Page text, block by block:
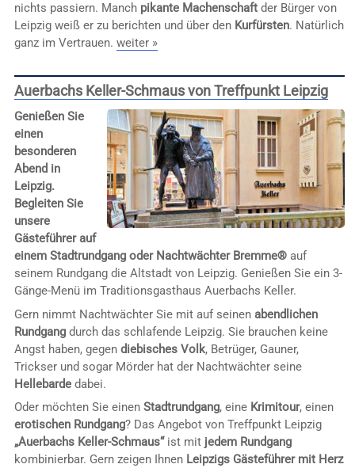
nichts passiern. Manch pikante Machenschaftder Bürger von
Leipzig weiß er zu berichten und über den Kurfürsten. Natürlich
ganz im Vertrauen. weiter »
Auerbachs Keller-Schmaus von Treffpunkt Leipzig
Genießen Sie
einen
besonderen
Abend in
Leipzig.
Begleiten Sie
unsere
Gästeführer auf
einem Stadtrundgang oder Nachtwächter Bremme®auf
seinem Rundgang die Altstadt von Leipzig. Genießen Sie ein 3-
Gänge-Menü im Traditionsgasthaus Auerbachs Keller.
Gern nimmt Nachtwächter Sie mit auf seinen abendlichen
Rundgangdurch das schlafende Leipzig. Sie brauchen keine
Angst haben, gegen diebisches Volk, Betrüger, Gauner,
Trickser und sogar Mörder hat der Nachtwächter seine
Hellebardedabei.
Oder möchten Sie einen Stadtrundgang, eine Krimitour, einen
erotischen Rundgang? Das Angebot von Treffpunkt Leipzig
„Auerbachs Keller-Schmaus“ist mit jedem Rundgang
kombinierbar. Gern zeigen Ihnen Leipzigs Gästeführer mit Herz